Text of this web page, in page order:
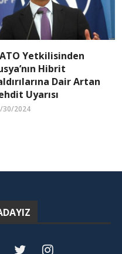
Yetkilisinden
Hibrit
Dair Artan
Uyarısı
30/2024